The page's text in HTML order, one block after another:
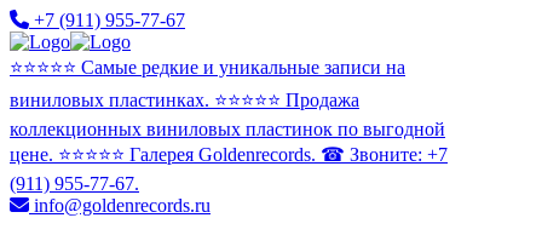
+7 (911) 955-77-67
⭐️⭐️⭐️⭐️⭐️ Самые редкие и уникальные записи на
виниловых пластинках. ⭐️⭐️⭐️⭐️⭐️ Продажа
коллекционных виниловых пластинок по выгодной
цене. ⭐️⭐️⭐️⭐️⭐️ Галерея Goldenrecords. ☎ Звоните: +7
(911) 955-77-67.
info@goldenrecords.ru